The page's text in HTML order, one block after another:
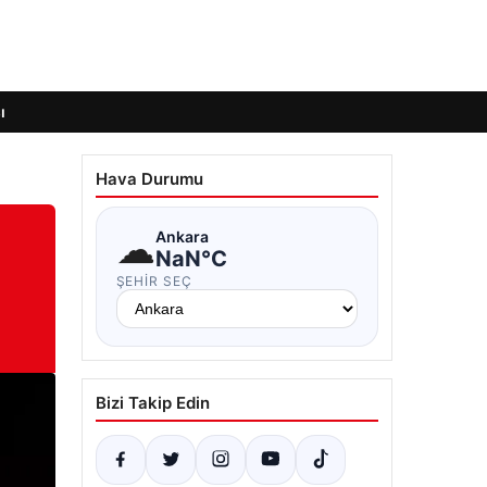
Hava Durumu
☁Ankara
NaN°C
ŞEHIR SEÇ
Bizi Takip Edin